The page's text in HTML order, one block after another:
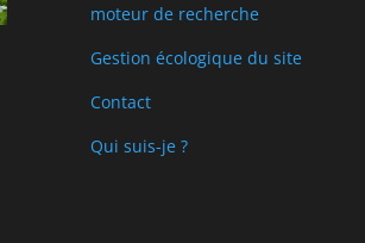
moteur de recherche
Gestion écologique du site
Contact
Qui suis-je ?